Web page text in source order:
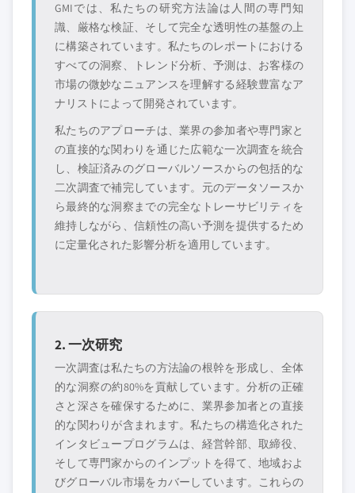
GMIでは、私たちの研究方法論は人間の専門知
識、厳格な検証、そして完全な透明性の基盤の上
に構築されています。私たちのレポートにおける
すべての洞察、トレンド分析、予測は、お客様の
市場の微妙なニュアンスを理解する経験豊富なア
ナリストによって開発されています。
私たちのアプローチは、業界の参加者や専門家と
の直接的な関わりを通じた広範な一次調査を統合
し、検証済みのグローバルソースからの包括的な
二次調査で補完しています。元のデータソースか
ら最終的な洞察までの完全なトレーサビリティを
維持しながら、信頼性の高い予測を提供するため
に定量化された影響分析を適用しています。
2. 一次研究
一次調査は私たちの方法論の根幹を形成し、全体
的な洞察の約80%を貢献しています。分析の正確
さと深さを確保するために、業界参加者との直接
的な関わりが含まれます。私たちの構造化された
インタビュープログラムは、経営幹部、取締役、
そして専門家からのインプットを得て、地域およ
びグローバル市場をカバーしています。これらの